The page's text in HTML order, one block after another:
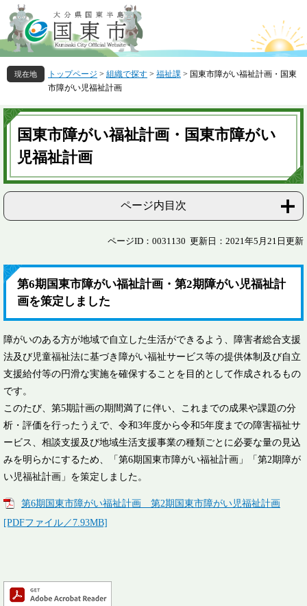
ー
ジ
の
先
頭
す
。
ニ
ュ
ー
を
飛
し
て
トップページ > 組織で探す > 福祉課 > 国東市障がい福祉計画・国東
市障がい児福祉計画
本
文
国東市障がい福祉計画・国東市障がい
児福祉計画
ページ内目次
ページID：0031130 更新日：2021年5月21日更新
第6期国東市障がい福祉計画・第2期障がい児福祉計
画を策定しました
障がいのある方が地域で自立した生活ができるよう、障害者総合支援
法及び児童福祉法に基づき障がい福祉サービス等の提供体制及び自立
支援給付等の円滑な実施を確保することを目的として作成されるもの
です。
このたび、第5期計画の期間満了に伴い、これまでの成果や課題の分
析・評価を行ったうえで、令和3年度から令和5年度までの障害福祉サ
ービス、相談支援及び地域生活支援事業の種類ごとに必要な量の見込
みを明らかにするため、「第6期国東市障がい福祉計画」「第2期障が
い児福祉計画」を策定しました。
第6期国東市障がい福祉計画 第2期国東市障がい児福祉計画
[PDFファイル／7.93MB]